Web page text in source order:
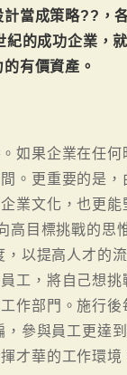
當成策略??，
的成功企業，
有價資產。
如果企業在任何
。更重要的是，
業文化，也更能
高目標挑戰的思
以提高人才的
工，將自己想挑
作部門。施行
參與員工更達
才華的工作環境